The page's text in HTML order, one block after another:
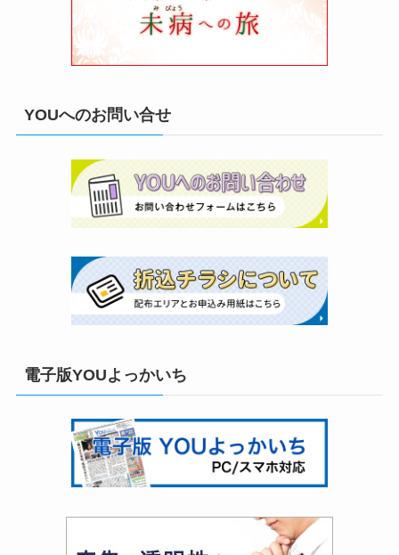
YOUへのお問い合せ
電子版YOUよっかいち